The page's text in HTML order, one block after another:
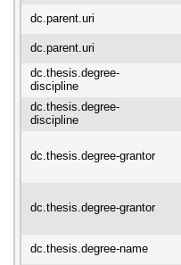
dc.parent.uri
dc.parent.uri
dc.thesis.degree-
discipline
dc.thesis.degree-
discipline
dc.thesis.degree-grantor
dc.thesis.degree-grantor
dc.thesis.degree-name